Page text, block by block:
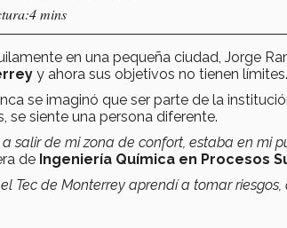
mins
en una pequeña ciudad, Jorge
y ahora sus objetivos no tienen límites.
se imaginó que ser parte de la
se siente una persona diferente.
salir de mi zona de confort, estaba en mi
de Ingeniería Química en Procesos
Tec de Monterrey aprendí a tomar